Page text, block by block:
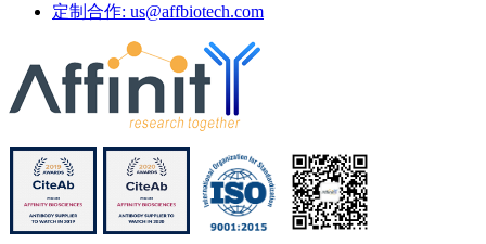
定制合作: us@affbiotech.com